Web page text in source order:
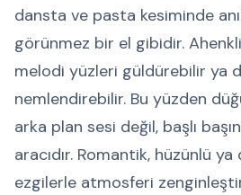
dansta ve pasta kesiminde
görünmez bir el gibidir.
melodi yüzleri güldürebilir ya
nemlendirebilir. Bu yüzden
arka plan sesi değil, başlı
aracıdır. Romantik, hüzünlü
ezgilerle atmosferi